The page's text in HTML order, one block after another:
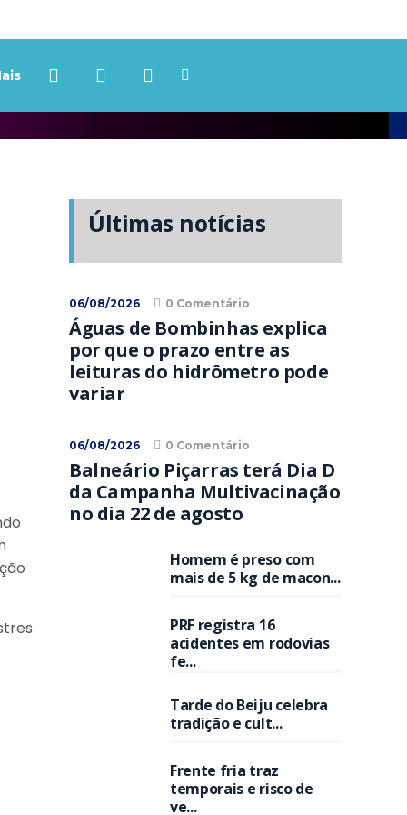
Últimas notícias
06/08/2026 0 Comentário
Águas de Bombinhas explica
por que o prazo entre as
leituras do hidrômetro pode
variar
06/08/2026 0 Comentário
Balneário Piçarras terá Dia D
da Campanha Multivacinação
no dia 22 de agosto
Homem é preso com
mais de 5 kg de macon...
PRF registra 16
acidentes em rodovias
fe...
Tarde do Beiju celebra
tradição e cult...
Frente fria traz
temporais e risco de
ve...